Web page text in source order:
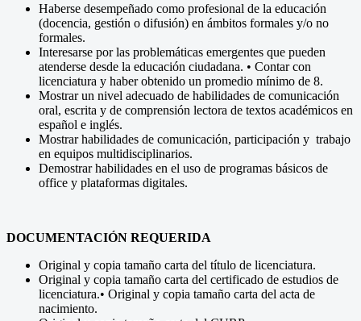
Haberse desempeñado como profesional de la educación
(docencia, gestión o difusión) en ámbitos formales y/o no
formales.
Interesarse por las problemáticas emergentes que pueden
atenderse desde la educación ciudadana. • Contar con
licenciatura y haber obtenido un promedio mínimo de 8.
Mostrar un nivel adecuado de habilidades de comunicación
oral, escrita y de comprensión lectora de textos académicos en
español e inglés.
Mostrar habilidades de comunicación, participación y trabajo
en equipos multidisciplinarios.
Demostrar habilidades en el uso de programas básicos de
office y plataformas digitales.
DOCUMENTACIÓN REQUERIDA
Original y copia tamaño carta del título de licenciatura.
Original y copia tamaño carta del certificado de estudios de
licenciatura.• Original y copia tamaño carta del acta de
nacimiento.